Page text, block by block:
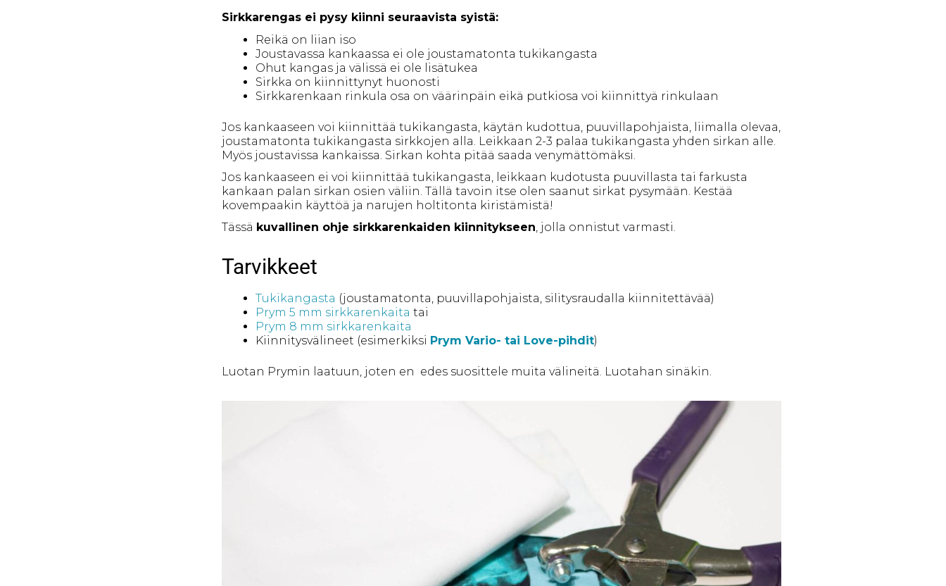
Sirkkarengas ei pysy kiinni seuraavista syistä:
Reikä on liian iso
Joustavassa kankaassa ei ole joustamatonta tukikangasta
Ohut kangas ja välissä ei ole lisätukea
Sirkka on kiinnittynyt huonosti
Sirkkarenkaan rinkula osa on väärinpäin eikä putkiosa voi kiinnittyä rinkulaan
Jos kankaaseen voi kiinnittää tukikangasta, käytän kudottua, puuvillapohjaista, liimalla olevaa,
joustamatonta tukikangasta sirkkojen alla. Leikkaan 2-3 palaa tukikangasta yhden sirkan alle.
Myös joustavissa kankaissa. Sirkan kohta pitää saada venymättömäksi.
Jos kankaaseen ei voi kiinnittää tukikangasta, leikkaan kudotusta puuvillasta tai farkusta
kankaan palan sirkan osien väliin. Tällä tavoin itse olen saanut sirkat pysymään. Kestää
kovempaakin käyttöä ja narujen holtitonta kiristämistä!
Tässä kuvallinen ohje sirkkarenkaiden kiinnitykseen, jolla onnistut varmasti.
Tarvikkeet
Tukikangasta (joustamatonta, puuvillapohjaista, silitysraudalla kiinnitettävää)
Prym 5 mm sirkkarenkaita tai
Prym 8 mm sirkkarenkaita
Kiinnitysvälineet (esimerkiksi Prym Vario- tai Love-pihdit)
Luotan Prymin laatuun, joten en edes suosittele muita välineitä. Luotahan sinäkin.